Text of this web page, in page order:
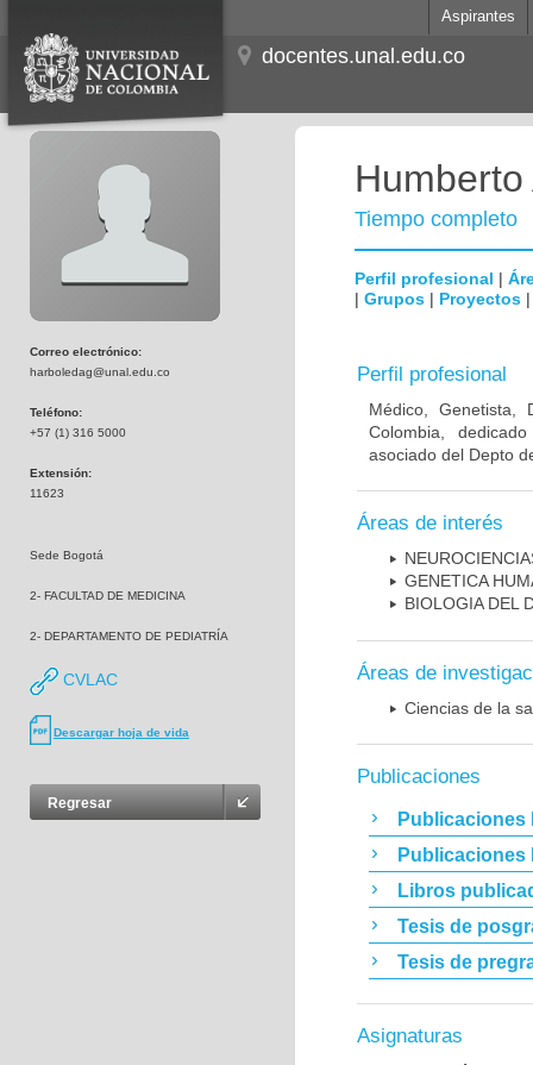
Aspirantes
docentes.unal.edu.co
Correo electrónico:
harboledag@unal.edu.co
Teléfono:
+57 (1) 316 5000
Extensión:
11623
Sede Bogotá
2- FACULTAD DE MEDICINA
2- DEPARTAMENTO DE PEDIATRÍA
CVLAC
Descargar hoja de vida
Regresar
Tiempo completo
Perfil profesional |
| Grupos | Proyectos
Perfil profesional
Médico, Genetista,
Colombia,
asociado del Depto
Áreas de interés
GENETICA
BIOLOGIA DEL
Áreas de
Ciencias de la
Publicaciones
Publicaciones
Publicaciones
Libros
Tesis de
Tesis de
Asignaturas